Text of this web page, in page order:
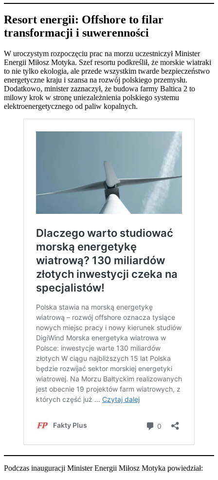
Resort energii: Offshore to filar
transformacji i suwerenności
W uroczystym rozpoczęciu prac na morzu uczestniczył Minister
Energii Miłosz Motyka. Szef resortu podkreślił, że morskie wiatraki
to nie tylko ekologia, ale przede wszystkim twarde bezpieczeństwo
energetyczne kraju i szansa na rozwój polskiego przemysłu.
Dodatkowo, minister zaznaczył, że budowa farmy Baltica 2 to
milowy krok w stronę uniezależnienia polskiego systemu
elektroenergetycznego od paliw kopalnych.
Podczas inauguracji Minister Energii Miłosz Motyka powiedział: